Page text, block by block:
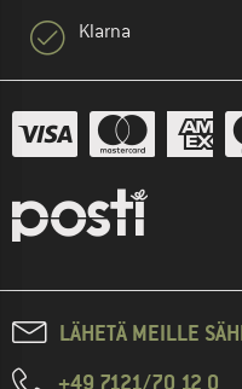
Klarna
LÄHETÄ MEILLE
+49 7121/70 12 0